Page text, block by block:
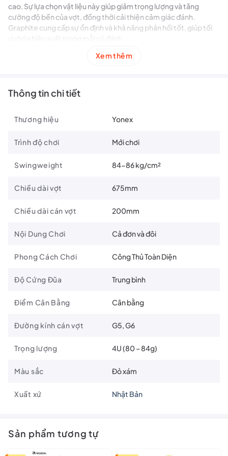
cao. Sự lựa chọn vật liệu này giúp giảm trọng lượng và tăng
cường độ bền của vợt, đồng thời cải thiện cảm giác đánh.
Graphite cung cấp sự ổn định và khả năng phản hồi tốt, giúp tối
ưu hóa hiệu suất trong mỗi cú đánh.
Slim Shaft
mạnh nhanh chóng.
Box Frame
xúc với cầu.
Xem thêm
Thông tin chi tiết
Thương hiệu Yonex
Trình độ chơi Mới chơi
Swingweight 84-86 kg/cm²
Chiều dài vợt 675mm
Chiều dài cán vợt 200mm
Nội Dung Chơi Cả đơn và đôi
Phong Cách Chơi Công Thủ Toàn Diện
Độ Cứng Đũa Trung bình
Điểm Cân Bằng Cân bằng
Đường kính cán vợt G5, G6
Trọng lượng 4U (80 – 84g)
Màu sắc Đỏ xám
Xuất xứ Nhật Bản
Sản phẩm tương tự